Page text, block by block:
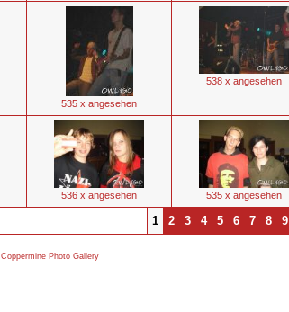
535 x angesehen
538 x angesehen
536 x angesehen 535 x angesehen
1 2 3 4 5 6 7 8 9
Coppermine Photo Gallery